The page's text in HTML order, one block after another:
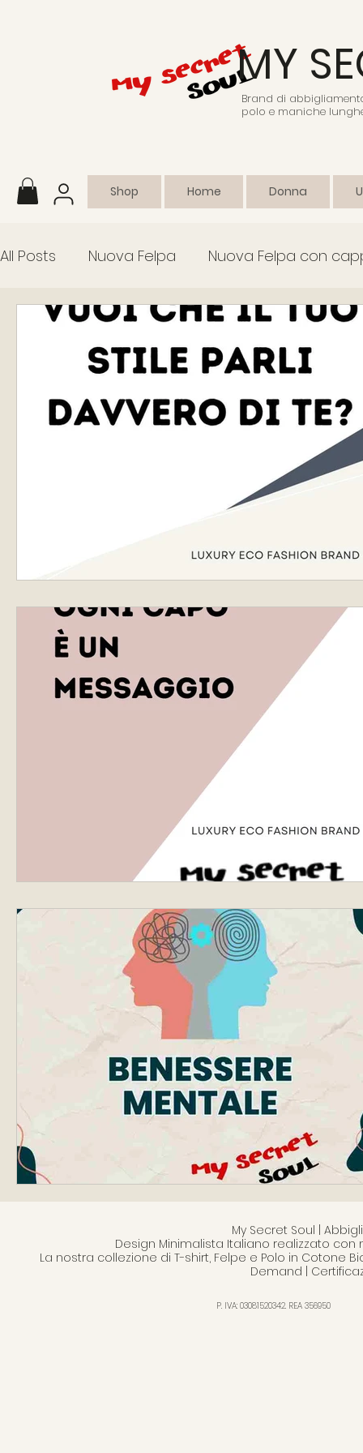
MY
Brand di
polo e maniche
Shop Home Donna
All Posts Nuova Felpa Nuova Felpa con
Abbigliamento sportivo Collezione
My Secret Soul |
Design Minimalista Italiano realizzato
La nostra collezione di T-shirt, Felpe e Polo in Cotone
Demand |
P. IVA: 03081520342. REA 356950